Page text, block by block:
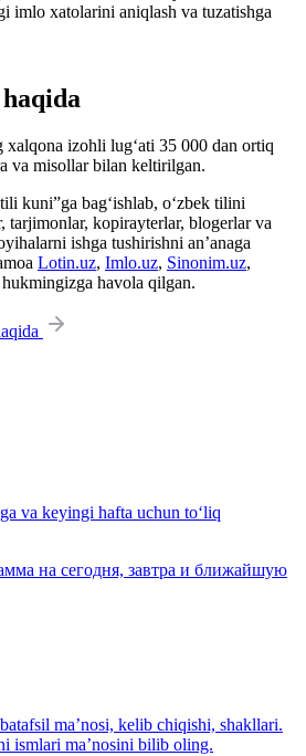
imlo xatolarini aniqlash va tuzatishga
izohli lug‘ati 35 000 dan ortiq
va misollar bilan keltirilgan.
kuni”ga bag‘ishlab, o‘zbek tilini
tarjimonlar, kopirayterlar, blogerlar va
ishga tushirishni an’anaga
Lotin.uz, Imlo.uz, Sinonim.uz,
havola qilgan.
va keyingi hafta uchun to‘liq
на сегодня, завтра и ближайшую
ma’nosi, kelib chiqishi, shakllari.
ismlari ma’nosini bilib oling.